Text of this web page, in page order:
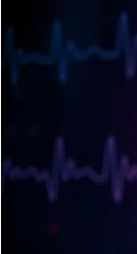
Cardíacas:
Signos,
Síntomas
Tratamientos
Innovadores